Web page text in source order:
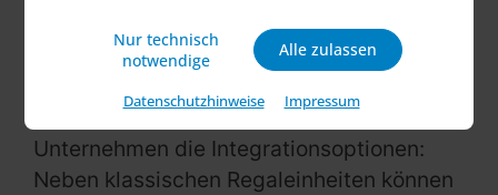
Nur technisch
notwendige
Alle zulassen
Datenschutzhinweise Impressum
innerhalb weniger Sekunden getroffen
werden können.
Bei der Warenpräsentation erweitert das
Unternehmen die Integrationsoptionen:
Neben klassischen Regaleinheiten können